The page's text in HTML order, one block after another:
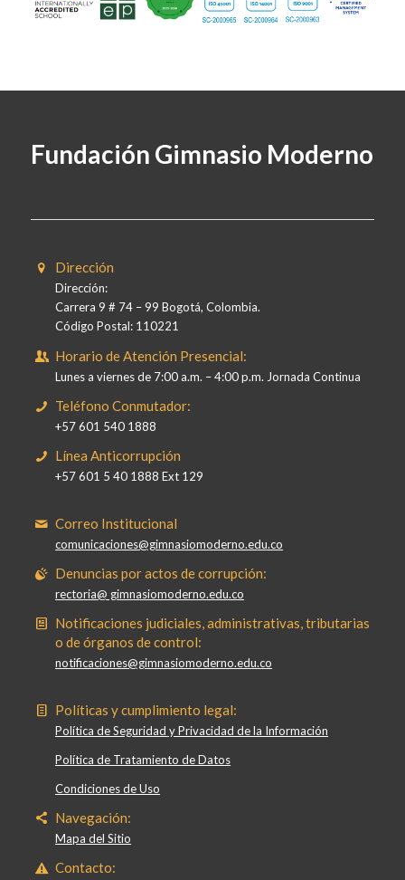
Fundación Gimnasio Moderno
Dirección
Dirección:
Carrera 9 # 74 – 99 Bogotá, Colombia.
Código Postal: 110221
Horario de Atención Presencial:
Lunes a viernes de 7:00 a.m. – 4:00 p.m. Jornada Continua
Teléfono Conmutador:
+57 601 540 1888
Línea Anticorrupción
+57 601 5 40 1888 Ext 129
Correo Institucional
comunicaciones@gimnasiomoderno.edu.co
Denuncias por actos de corrupción:
rectoria@ gimnasiomoderno.edu.co
Notificaciones judiciales, administrativas, tributarias
o de órganos de control:
notificaciones@gimnasiomoderno.edu.co
Políticas y cumplimiento legal:
Política de Seguridad y Privacidad de la Información
Política de Tratamiento de Datos
Condiciones de Uso
Navegación:
Mapa del Sitio
Contacto: